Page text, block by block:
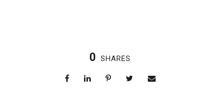
0 SHARES